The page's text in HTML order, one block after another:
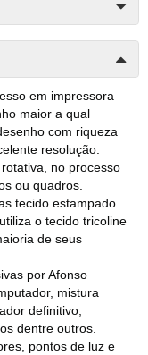
em impressora
maior a qual
com riqueza
resolução.
no processo
ou quadros.
tecido estampado
o tecido tricoline
de seus
por Afonso
mistura
definitivo,
dentre outros.
pontos de luz e